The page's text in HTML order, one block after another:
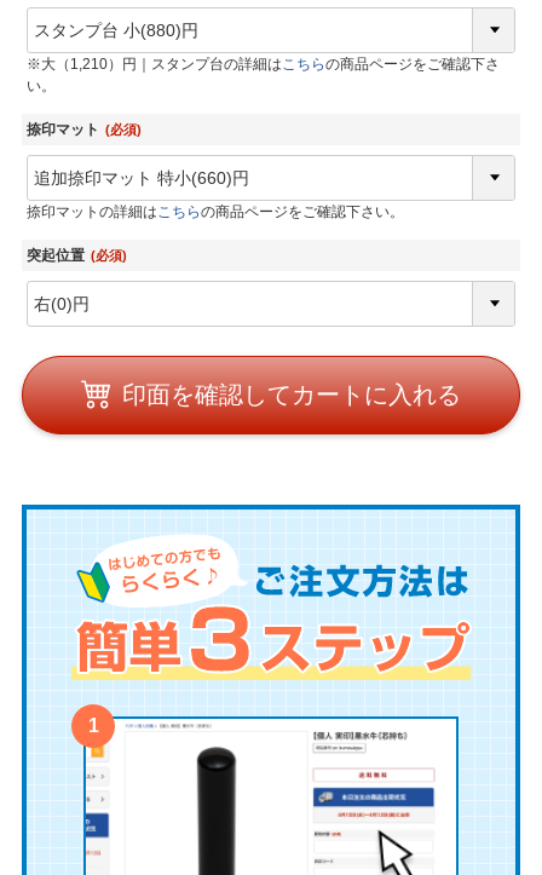
※大（1,210）円｜スタンプ台の詳細はこちらの商品ページをご確認下さ
い。
捺印マット (必須)
捺印マットの詳細はこちらの商品ページをご確認下さい。
突起位置 (必須)
印面を確認してカートに入れる